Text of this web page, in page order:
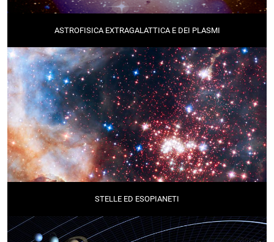
ASTROFISICA EXTRAGALATTICA E DEI PLASMI
STELLE ED ESOPIANETI